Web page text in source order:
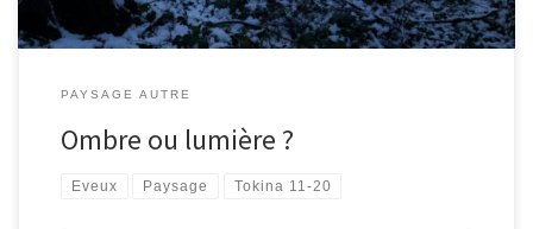
PAYSAGE AUTRE
Ombre ou lumière ?
Eveux Paysage Tokina 11-20